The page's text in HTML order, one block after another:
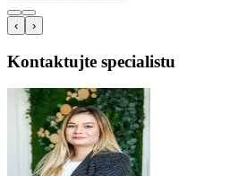
‹ ›
Kontaktujte specialistu